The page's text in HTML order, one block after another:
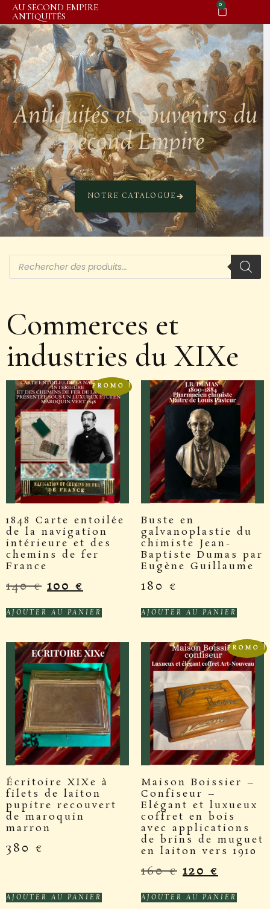
AU SECOND EMPIRE
ANTIQUITÉS
0
Antiquités et souvenirs du
Second Empire
NOTRE CATALOGUE
Commerces et
industries du XIXe
PROMO !
1848 Carte entoilée
de la navigation
intérieure et des
chemins de fer
France
140€ 100€
AJOUTER AU PANIER
Buste en
galvanoplastie du
chimiste Jean-
Baptiste Dumas par
Eugène Guillaume
180 €
AJOUTER AU PANIER
Écritoire XIXe à
filets de laiton
pupitre recouvert
de maroquin
marron
380 €
AJOUTER AU PANIER
PROMO !
Maison Boissier –
Confiseur –
Elégant et luxueux
coffret en bois
avec applications
de brins de muguet
en laiton vers 1910
160€ 120€
AJOUTER AU PANIER